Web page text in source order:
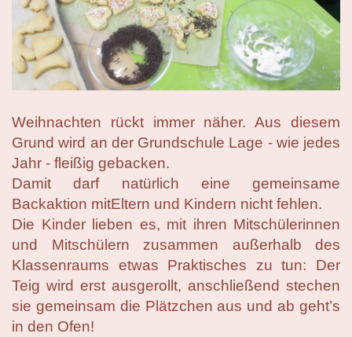
Weihnachten rückt immer näher. Aus diesem
Grund wird an der Grundschule Lage - wie jedes
Jahr - fleißig gebacken.
Damit darf natürlich eine gemeinsame
Backaktion mitEltern und Kindern nicht fehlen.
Die Kinder lieben es, mit ihren Mitschülerinnen
und Mitschülern zusammen außerhalb des
Klassenraums etwas Praktisches zu tun: Der
Teig wird erst ausgerollt, anschließend stechen
sie gemeinsam die Plätzchen aus und ab geht’s
in den Ofen!